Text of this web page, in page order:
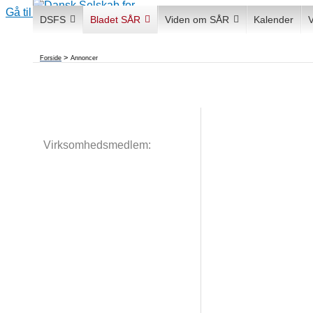
Gå til indholdet
DSFS Bladet SÅR Viden om SÅR Kalender
Forside Annoncer
Virksomhedsmedlem: